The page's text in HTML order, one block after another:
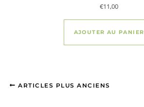
€11,00
AJOUTER AU PANIER
ARTICLES PLUS ANCIENS